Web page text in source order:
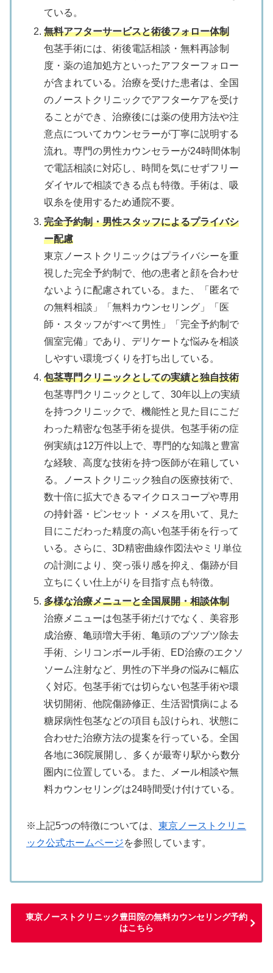
ている。
無料アフターサービスと術後フォロー体制
包茎手術には、術後電話相談・無料再診制
度・薬の追加処方といったアフターフォロー
が含まれている。治療を受けた患者は、全国
のノーストクリニックでアフターケアを受け
ることができ、治療後には薬の使用方法や注
意点についてカウンセラーが丁寧に説明する
流れ。専門の男性カウンセラーが24時間体制
で電話相談に対応し、時間を気にせずフリー
ダイヤルで相談できる点も特徴。手術は、吸
収糸を使用するため通院不要。
完全予約制・男性スタッフによるプライバシ
ー配慮
東京ノーストクリニックはプライバシーを重
視した完全予約制で、他の患者と顔を合わせ
ないように配慮されている。また、「匿名で
の無料相談」「無料カウンセリング」「医
師・スタッフがすべて男性」「完全予約制で
個室完備」であり、デリケートな悩みを相談
しやすい環境づくりを打ち出している。
包茎専門クリニックとしての実績と独自技術
包茎専門クリニックとして、30年以上の実績
を持つクリニックで、機能性と見た目にこだ
わった精密な包茎手術を提供。包茎手術の症
例実績は12万件以上で、専門的な知識と豊富
な経験、高度な技術を持つ医師が在籍してい
る。ノーストクリニック独自の医療技術で、
数十倍に拡大できるマイクロスコープや専用
の持針器・ピンセット・メスを用いて、見た
目にこだわった精度の高い包茎手術を行って
いる。さらに、3D精密曲線作図法やミリ単位
の計測により、突っ張り感を抑え、傷跡が目
立ちにくい仕上がりを目指す点も特徴。
多様な治療メニューと全国展開・相談体制
治療メニューは包茎手術だけでなく、美容形
成治療、亀頭増大手術、亀頭のブツブツ除去
手術、シリコンボール手術、ED治療のエクソ
ソーム注射など、男性の下半身の悩みに幅広
く対応。包茎手術では切らない包茎手術や環
状切開術、他院傷跡修正、生活習慣病による
糖尿病性包茎などの項目も設けられ、状態に
合わせた治療方法の提案を行っている。全国
各地に36院展開し、多くが最寄り駅から数分
圏内に位置している。また、メール相談や無
料カウンセリングは24時間受け付けている。
※上記5つの特徴については、 東京ノーストクリニ
ック公式ホームページを参照しています。
東京ノーストクリニック豊田院の無料カウンセリング予約
はこちら